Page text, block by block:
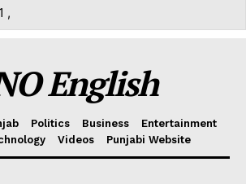
,
English
Politics Business
Entertainment
Videos Punjabi Website